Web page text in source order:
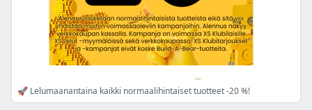
🚀 Lelumaanantaina kaikki normaalihintaiset tuotteet -20 %!